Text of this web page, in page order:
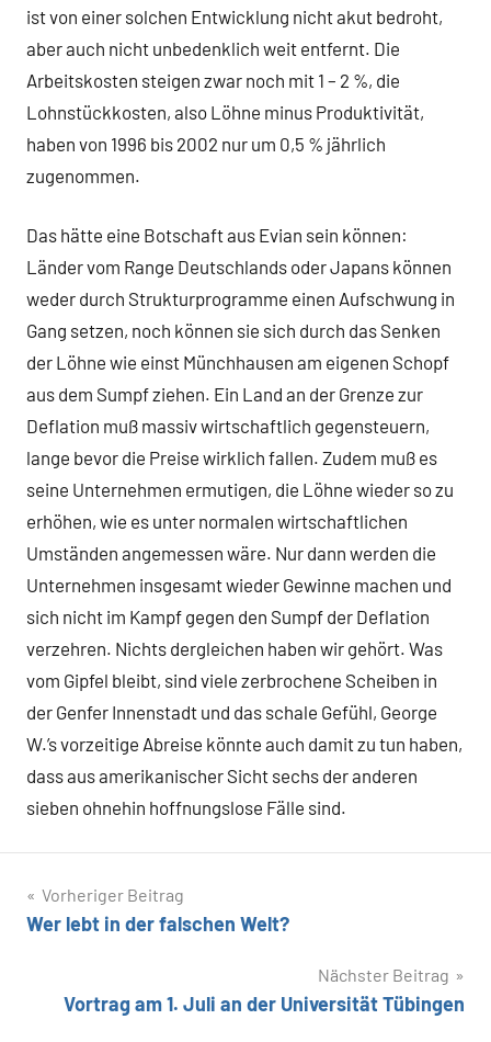
ist von einer solchen Entwicklung nicht akut bedroht,
aber auch nicht unbedenklich weit entfernt. Die
Arbeitskosten steigen zwar noch mit 1 – 2 %, die
Lohnstückkosten, also Löhne minus Produktivität,
haben von 1996 bis 2002 nur um 0,5 % jährlich
zugenommen.
Das hätte eine Botschaft aus Evian sein können:
Länder vom Range Deutschlands oder Japans können
weder durch Strukturprogramme einen Aufschwung in
Gang setzen, noch können sie sich durch das Senken
der Löhne wie einst Münchhausen am eigenen Schopf
aus dem Sumpf ziehen. Ein Land an der Grenze zur
Deflation muß massiv wirtschaftlich gegensteuern,
lange bevor die Preise wirklich fallen. Zudem muß es
seine Unternehmen ermutigen, die Löhne wieder so zu
erhöhen, wie es unter normalen wirtschaftlichen
Umständen angemessen wäre. Nur dann werden die
Unternehmen insgesamt wieder Gewinne machen und
sich nicht im Kampf gegen den Sumpf der Deflation
verzehren. Nichts dergleichen haben wir gehört. Was
vom Gipfel bleibt, sind viele zerbrochene Scheiben in
der Genfer Innenstadt und das schale Gefühl, George
W.’s vorzeitige Abreise könnte auch damit zu tun haben,
dass aus amerikanischer Sicht sechs der anderen
sieben ohnehin hoffnungslose Fälle sind.
Beitragsnavigation
Vorheriger Beitrag
Wer lebt in der falschen Welt?
Nächster Beitrag
Vortrag am 1. Juli an der Universität Tübingen